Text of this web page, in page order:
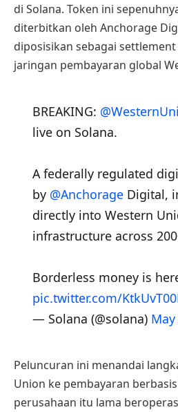
di Solana. Token ini
diterbitkan oleh Anchorage
diposisikan sebagai
jaringan pembayaran global
BREAKING:
live on Solana.
A federally regulated
by @AnchorageDigital,
directly into Western
infrastructure across
Borderless money is
pic.twitter.com/
— Solana (@solana)
Peluncuran ini menandai
Union ke pembayaran
perusahaan itu lama